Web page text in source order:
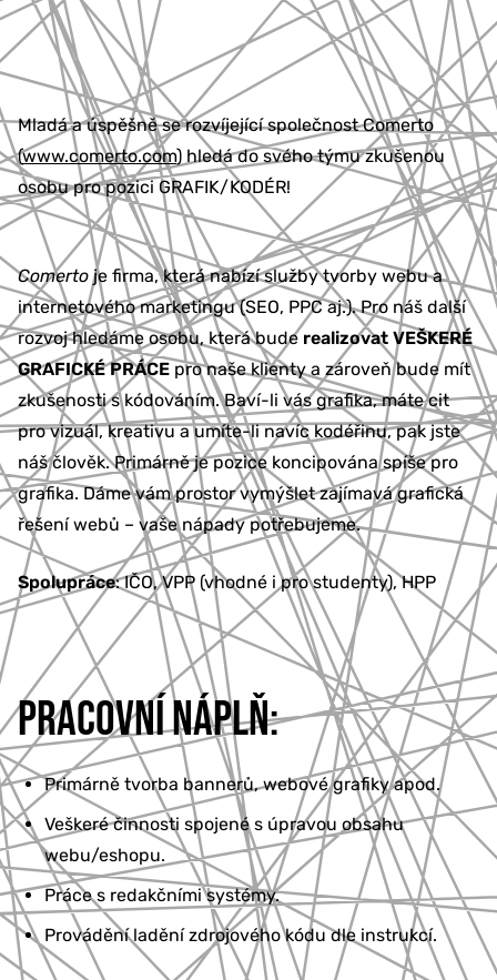
777 353 464
Mladá a úspěšně se rozvíjející společnost Comerto
(www.comerto.com) hledá do svého týmu zkušenou
osobu pro pozici GRAFIK/KODÉR!
Comertoje firma, která nabízí služby tvorby webu a
internetového marketingu (SEO, PPC aj.). Pro náš další
rozvoj hledáme osobu, která bude realizovat VEŠKERÉ
GRAFICKÉ PRÁCE pro naše klienty a zároveň bude mít
zkušenosti s kódováním. Baví-li vás grafika, máte cit
pro vizuál, kreativu a umíte-li navíc kodéřinu, pak jste
náš člověk. Primárně je pozice koncipována spíše pro
grafika. Dáme vám prostor vymýšlet zajímavá grafická
řešení webů – vaše nápady potřebujeme.
Spolupráce: IČO, VPP (vhodné i pro studenty), HPP
PRACOVNÍ NÁPLŇ:
Primárně tvorba bannerů, webové grafiky apod.
Veškeré činnosti spojené s úpravou obsahu
webu/eshopu.
Práce s redakčními systémy.
Provádění ladění zdrojového kódu dle instrukcí.